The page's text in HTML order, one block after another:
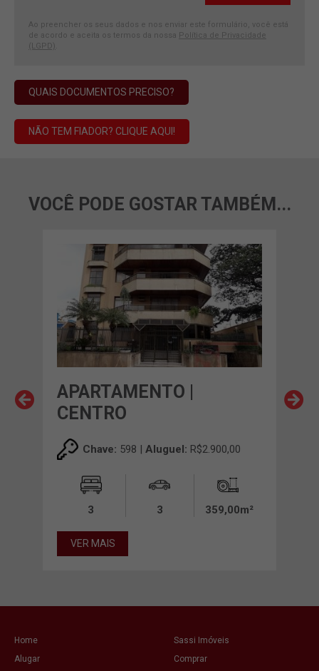
Ao preencher os seus dados e nos enviar este formulário, você está
de acordo e aceita os termos da nossa Política de Privacidade
(LGPD)
QUAIS DOCUMENTOS PRECISO?
NÃO TEM FIADOR? CLIQUE AQUI!
VOCÊ PODE GOSTAR TAMBÉM...
APARTAMENTO |
CENTRO
Chave: 598 | Aluguel: R$2.900,00
3 3 359,00m²
VER MAIS
Home
Sassi Imóveis
Alugar
Comprar